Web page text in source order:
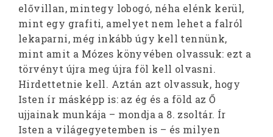
elővillan, mintegy lobogó, néha elénk kerül,
mint egy grafiti, amelyet nem lehet a falról
lekaparni, még inkább úgy kell tennünk,
mint amit a Mózes könyvében olvassuk: ezt a
törvényt újra meg újra föl kell olvasni.
Hirdettetnie kell. Aztán azt olvassuk, hogy
Isten ír másképp is: az ég és a föld az Ő
ujjainak munkája – mondja a 8. zsoltár. Ír
Isten a világegyetemben is – és milyen